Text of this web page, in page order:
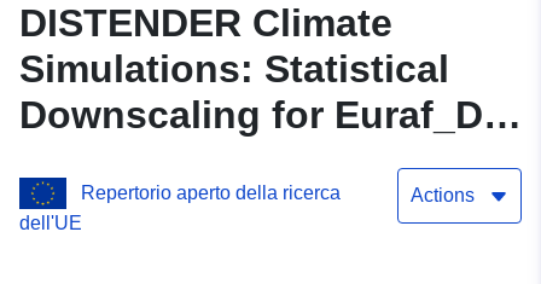
DISTENDER Climate
Simulations: Statistical
Downscaling for Euraf_D1,
Vertical level 50m, Global
model CanESM5, scenario
Repertorio aperto della ricerca
dell'UE
Actions